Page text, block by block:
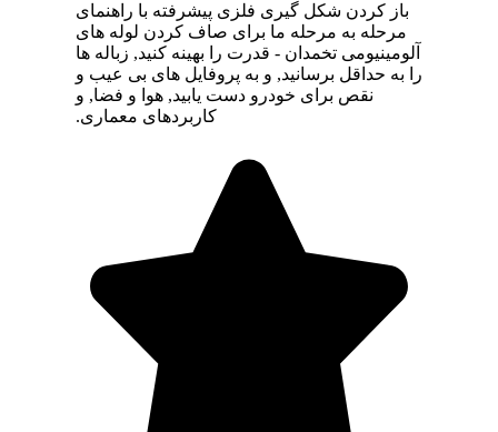
باز کردن شکل گیری فلزی پیشرفته با راهنمای
مرحله به مرحله ما برای صاف کردن لوله های
آلومینیومی تخمدان - قدرت را بهینه کنید, زباله ها
را به حداقل برسانید, و به پروفایل های بی عیب و
نقص برای خودرو دست یابید, هوا و فضا, و
کاربردهای معماری.